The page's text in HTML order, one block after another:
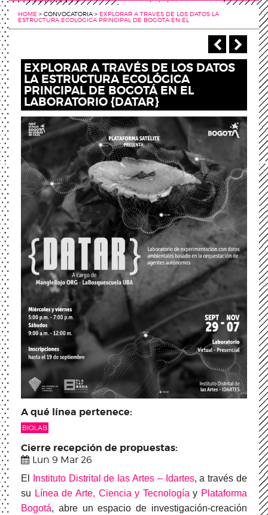
HOME > CONVOCATORIA > EXPLORAR A TRAVES DE LOS DATOS LA
ESTRUCTURA ECOLOGICA PRINCIPAL DE BOGOTA EN EL
‹
EXPLORAR A TRAVÉS DE LOS DATOS
LA ESTRUCTURA ECOLÓGICA
PRINCIPAL DE BOGOTÁ EN EL
LABORATORIO {DATAR}
A qué línea pertenece:
BIOLAB
Cierre recepción de propuestas:
Lun 9 Mar 26
El Instituto Distrital de las Artes – Idartes, a través de
su Línea de Arte, Ciencia y Tecnología y Plataforma
Bogotá, abre un espacio de investigación-creación